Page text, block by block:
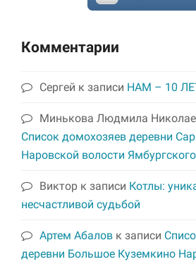
Комментарии
Сергей к записи НАМ – 10
Минькова Людмила
Список домохозяев деревни
Наровской волости
Виктор к записи Котлы:
несчастливой судьбой
Артем Абалов к записи
деревни Большое Куземкино